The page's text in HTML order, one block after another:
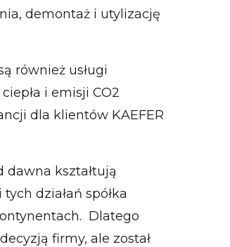
demontaż i utylizację
również usługi
i emisji CO2
dla klientów KAEFER
dawna kształtują
działań spółka
Dlatego
firmy, ale został